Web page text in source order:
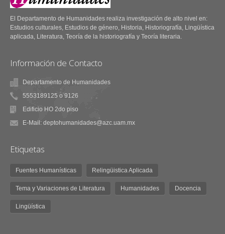
El Departamento de Humanidades realiza investigación de alto nivel en:
Estudios culturales, Estudios de género, Historia, Historiografía, Lingüística
aplicada, Literatura, Teoría de la historiografía y Teoría literaria.
Información de Contacto
Departamento de Humanidades
5553189125 o 9126
Edificio HO 2do piso
E-Mail: deptohumanidades@azc.uam.mx
Etiquetas
Fuentes Humanísticas Relingüistica Aplicada
Tema y Variaciones de Literatura Humanidades Docencia
Lingüística